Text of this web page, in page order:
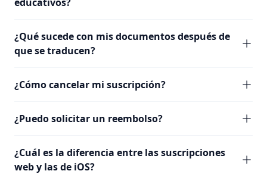
¿Qué sucede con mis documentos después de
que se traducen?
¿Cómo cancelar mi suscripción?
¿Puedo solicitar un reembolso?
¿Cuál es la diferencia entre las suscripciones
web y las de iOS?